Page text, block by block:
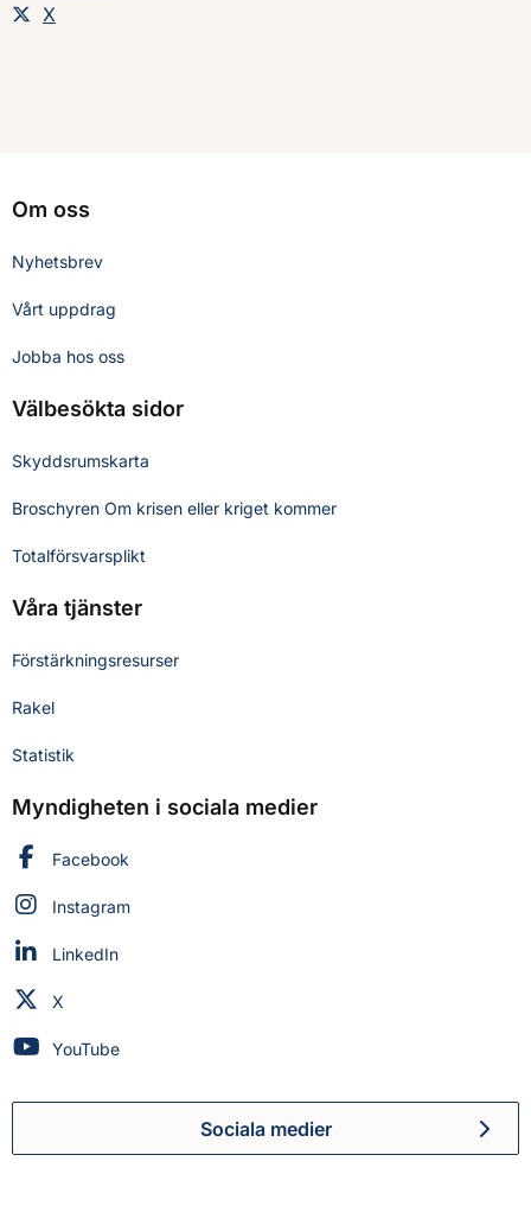
Dela sidan på
X
Om oss
Nyhetsbrev
Vårt uppdrag
Jobba hos oss
Välbesökta sidor
Skyddsrumskarta
Broschyren Om krisen eller kriget kommer
Totalförsvarsplikt
Våra tjänster
Förstärkningsresurser
Rakel
Statistik
Myndigheten i sociala medier
Myndigheten för civilt försvar på
Facebook
Myndigheten för civilt försvar på
Instagram
Myndigheten för civilt försvar på
LinkedIn
Myndigheten för civilt försvar på
X
Myndigheten för civilt försvar på
YouTube
Myndigheten för civilt
Sociala medier